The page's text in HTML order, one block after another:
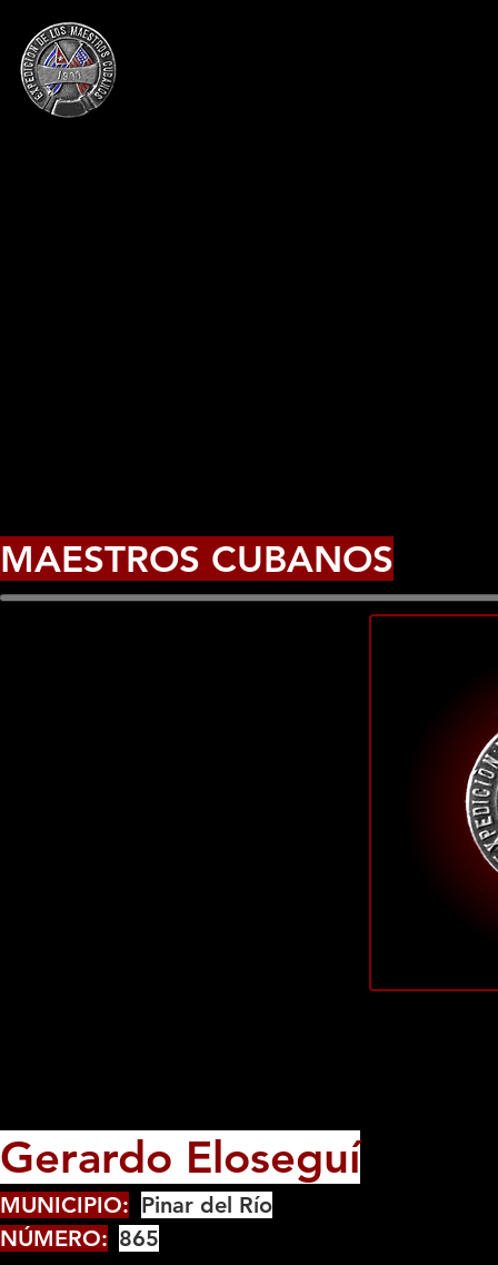
MAESTROS CUBANOS
Gerardo Eloseguí
MUNICIPIO: Pinar del Río
NÚMERO: 865